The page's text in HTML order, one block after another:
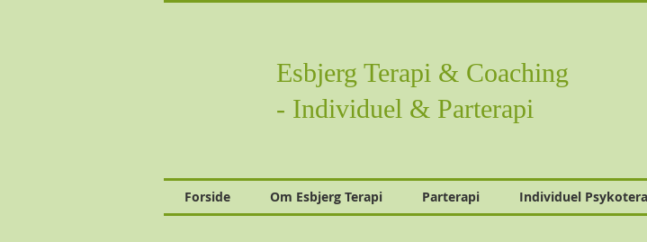
Esbjerg Terapi & Coaching
- Individuel & Parterapi
Forside Om Esbjerg Terapi Parterapi Individuel